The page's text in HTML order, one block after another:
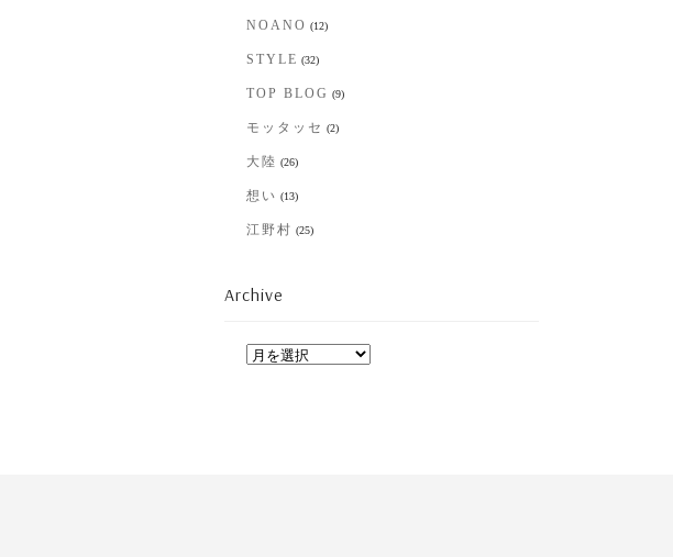
NOANO (12)
STYLE (32)
TOP BLOG (9)
モッタッセ (2)
大陸 (26)
想い (13)
江野村 (25)
Archive